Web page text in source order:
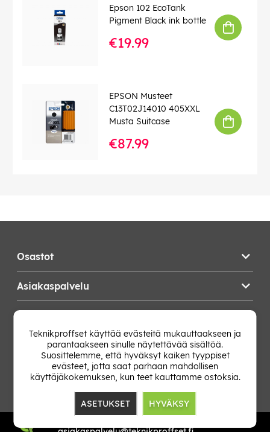
Epson 102 EcoTank
Pigment Black ink bottle
€19.99
EPSON Musteet
C13T02J14010 405XXL
Musta Suitcase
€87.99
Osastot
Asiakaspalvelu
Vaihda Maa
Teknikproffset käyttää evästeitä mukauttaakseen ja
parantaakseen sinulle näytettävää sisältöä.
Suosittelemme, että hyväksyt kaiken tyyppiset
evästeet, jotta saat parhaan mahdollisen
käyttäjäkokemuksen, kun teet kauttamme ostoksia.
ASETUKSET HYVÄKSY